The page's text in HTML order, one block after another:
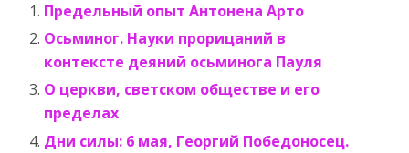
Предельный опыт Антонена Арто
Осьминог. Науки прорицаний в
контексте деяний осьминога Пауля
О церкви, светском обществе и его
пределах
Дни силы: 6 мая, Георгий Победоносец.